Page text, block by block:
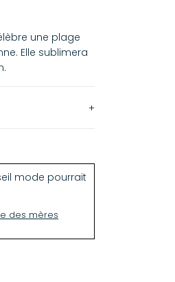
une plage
Elle sublimera
mode pourrait
des mères